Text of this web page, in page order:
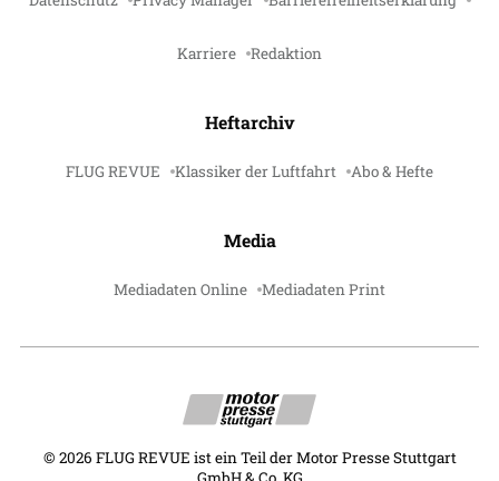
Karriere Redaktion
Heftarchiv
FLUG REVUE Klassiker der Luftfahrt Abo & Hefte
Media
Mediadaten Online Mediadaten Print
© 2026 FLUG REVUE ist ein Teil der Motor Presse Stuttgart